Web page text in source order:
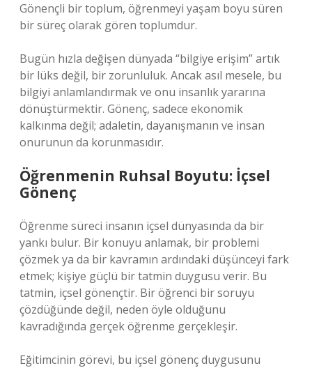
Gönençli bir toplum, öğrenmeyi yaşam boyu süren
bir süreç olarak gören toplumdur.
Bugün hızla değişen dünyada “bilgiye erişim” artık
bir lüks değil, bir zorunluluk. Ancak asıl mesele, bu
bilgiyi anlamlandırmak ve onu insanlık yararına
dönüştürmektir. Gönenç, sadece ekonomik
kalkınma değil; adaletin, dayanışmanın ve insan
onurunun da korunmasıdır.
Öğrenmenin Ruhsal Boyutu: İçsel
Gönenç
Öğrenme süreci insanın içsel dünyasında da bir
yankı bulur. Bir konuyu anlamak, bir problemi
çözmek ya da bir kavramın ardındaki düşünceyi fark
etmek; kişiye güçlü bir tatmin duygusu verir. Bu
tatmin, içsel gönençtir. Bir öğrenci bir soruyu
çözdüğünde değil, neden öyle olduğunu
kavradığında gerçek öğrenme gerçekleşir.
Eğitimcinin görevi, bu içsel gönenç duygusunu